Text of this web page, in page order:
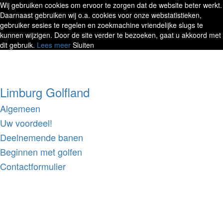
Wij gebruiken cookies om ervoor te zorgen dat de website beter werkt.
Daarnaast gebruiken wij o.a. cookies voor onze webstatistieken,
gebruiker sesies te regelen en zoekmachine vriendelijke slugs te
kunnen wijzigen. Door de site verder te bezoeken, gaat u akkoord met
dit gebruik. Lees meer Sluiten
Limburg Golfland
Algemeen
Uw voordeel!
Deelnemende banen
Beginnen met golfen
Contactformulier